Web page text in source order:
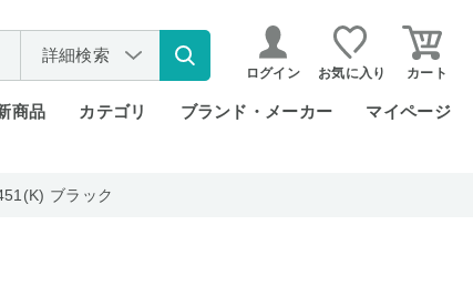
詳細検索
ログイン お気に入り カート
商品 カテゴリ ブランド・メーカー マイページ
ブラック